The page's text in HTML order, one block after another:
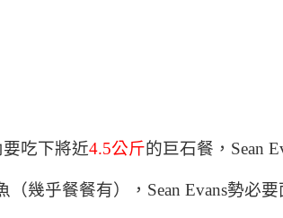
吃下將近4.5公斤的巨石餐，Sean
幾乎餐餐有），Sean Evans勢必要